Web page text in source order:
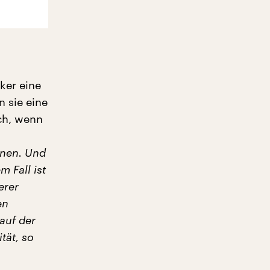
eine
sie eine
wenn
Und
Fall ist
der
so